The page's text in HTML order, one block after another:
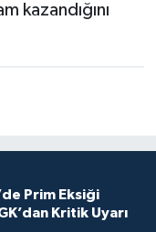
kazandığını
Prim Eksiği
Kritik Uyarı